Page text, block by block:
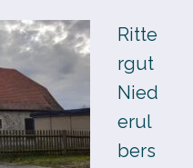
Ritte
rgut
Nied
erul
bers